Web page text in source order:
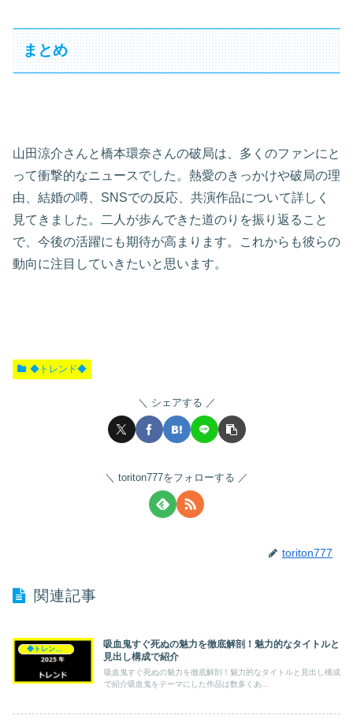
まとめ
山田涼介さんと橋本環奈さんの破局は、多くのファンにと
って衝撃的なニュースでした。熱愛のきっかけや破局の理
由、結婚の噂、SNSでの反応、共演作品について詳しく
見てきました。二人が歩んできた道のりを振り返ること
で、今後の活躍にも期待が高まります。これからも彼らの
動向に注目していきたいと思います。
◆トレンド◆
シェアする
toriton777をフォローする
toriton777
関連記事
吸血鬼すぐ死ぬの魅力を徹底解剖！魅力的なタイトルと
見出し構成で紹介
吸血鬼すぐ死ぬの魅力を徹底解剖！魅力的なタイトルと見出し構成
で紹介吸血鬼をテーマにした作品は数多くあ...